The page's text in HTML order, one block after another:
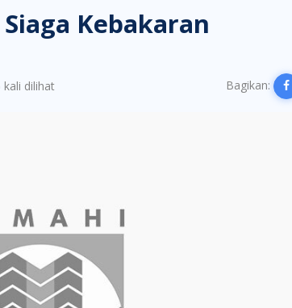
Kebakaran
kali dilihat Bagikan: